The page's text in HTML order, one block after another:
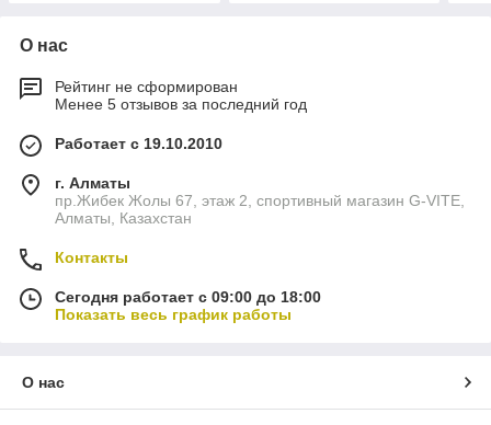
О нас
Рейтинг не сформирован
Менее 5 отзывов за последний год
Работает с 19.10.2010
г. Алматы
пр.Жибек Жолы 67, этаж 2, спортивный магазин G-VITE,
Алматы, Казахстан
Контакты
Сегодня работает с 09:00 до 18:00
Показать весь график работы
О нас